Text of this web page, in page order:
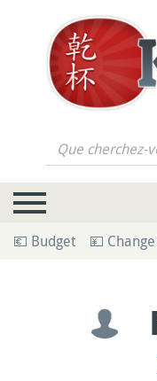
Que cherchez-
💶 Budget 💴